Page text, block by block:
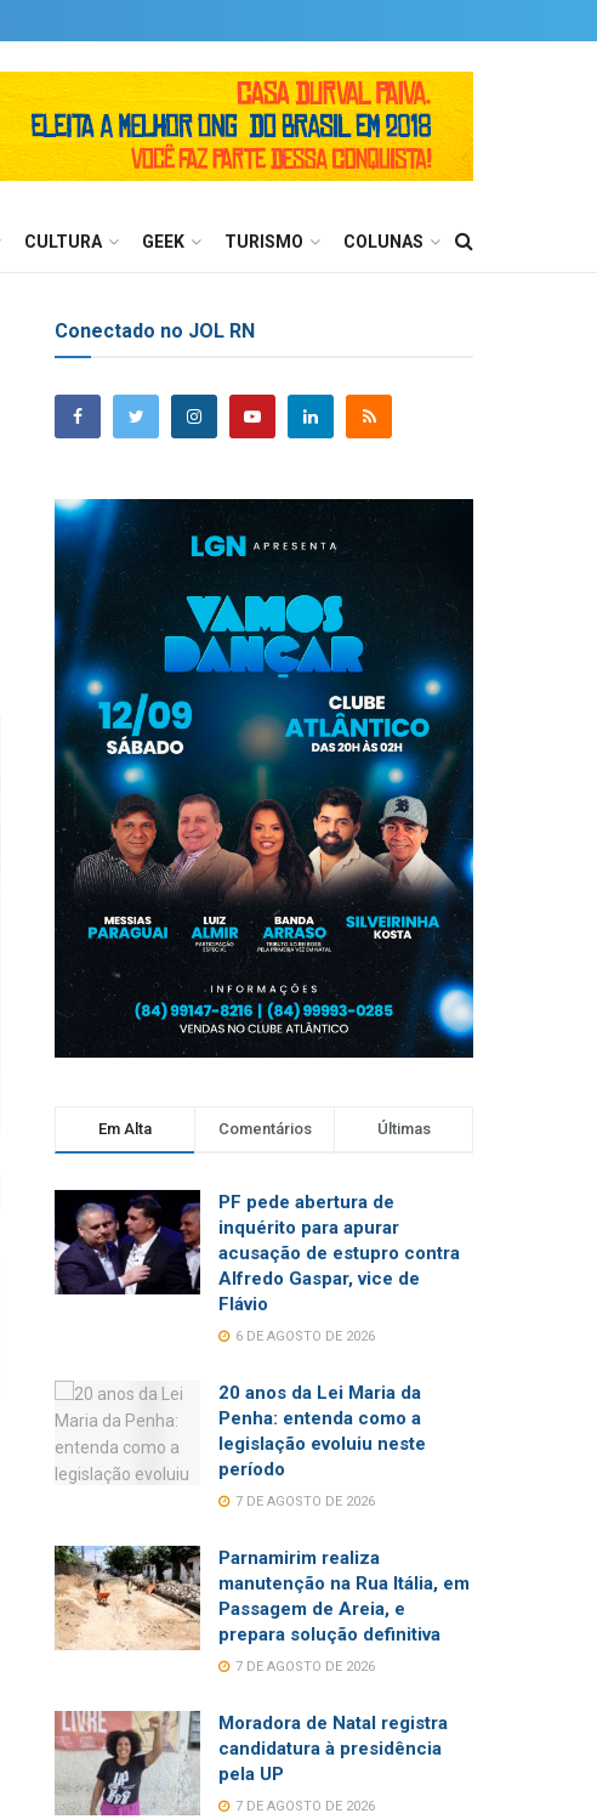
CULTURA GEEK TURISMO COLUNAS
Conectado no JOL RN
Em Alta Comentários Últimas
PF pede abertura de
inquérito para apurar
acusação de estupro contra
Alfredo Gaspar, vice de
Flávio
6 DE AGOSTO DE 2026
20 anos da Lei Maria da
Penha: entenda como a
legislação evoluiu neste
período
7 DE AGOSTO DE 2026
Parnamirim realiza
manutenção na Rua Itália, em
Passagem de Areia, e
prepara solução definitiva
7 DE AGOSTO DE 2026
Moradora de Natal registra
candidatura à presidência
pela UP
7 DE AGOSTO DE 2026